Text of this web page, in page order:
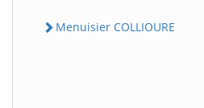
Menuisier COLLIOURE